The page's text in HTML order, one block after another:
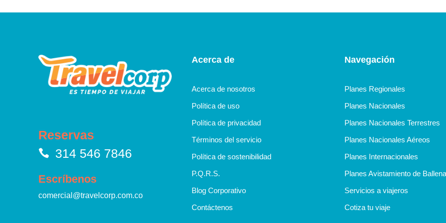
Reservas
314 546 7846
Escríbenos
comercial@travelcorp.com.co
Acerca de
Acerca de nosotros
Política de uso
Política de privacidad
Términos del servicio
Política de sostenibilidad
P.Q.R.S.
Blog Corporativo
Contáctenos
Navegación
Planes Regionales
Planes Nacionales
Planes Nacionales Terrestres
Planes Nacionales Aéreos
Planes Internacionales
Planes Avistamiento de
Servicios a viajeros
Cotiza tu viaje